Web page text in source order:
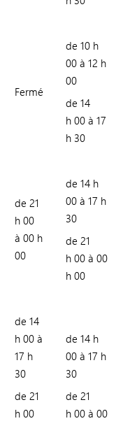
Fermé
de 10 h
00 à 12 h
00
de 14
h 00 à 17
h 30
de 21
h 00
à 00 h
00
de 14 h
00 à 17 h
30
de 21
h 00 à 00
h 00
de 14
h 00 à
17 h
30
de 21
h 00
de 14 h
00 à 17 h
30
de 21
h 00 à 00